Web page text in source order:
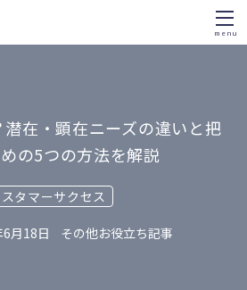
menu
在・顕在ニーズの違いと把
の5つの方法を解説
タマーサクセス
月18日 その他お役立ち記事